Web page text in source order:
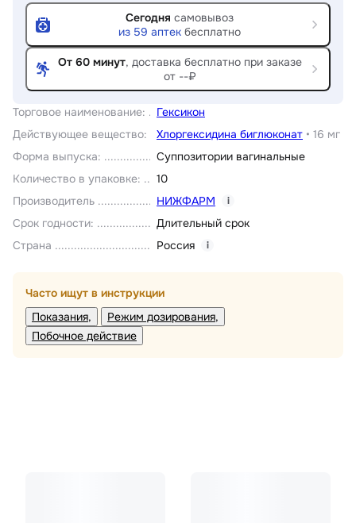
Торговое наименование:
Гексикон
Действующее вещество: Хлоргексидина биглюконат • 16 мг
Форма выпуска:
Суппозитории вагинальные
Количество в упаковке:
10
Производитель
НИЖФАРМ i
Срок годности:
Длительный срок
Страна
Россия i
Часто ищут в инструкции
Показания
Режим дозирования
Побочное действие
Сегодня самовывоз
из 59 аптек бесплатно
От 60 минут, доставка бесплатно при заказе
от --₽